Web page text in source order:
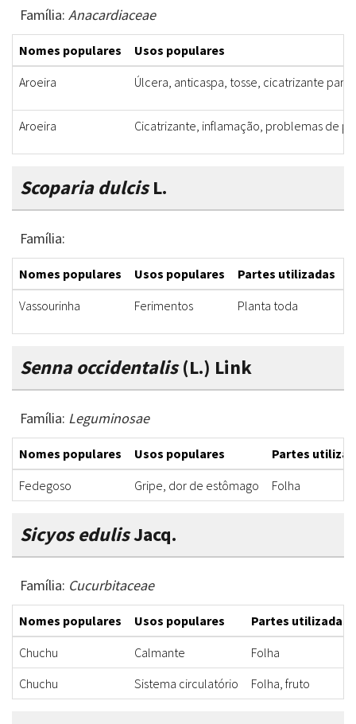
Família: Anacardiaceae
Nomes populares
Usos populares
Aroeira
Úlcera, anticaspa, tosse, cicatrizante para
Aroeira Cicatrizante, inflamação, problemas de
Scoparia dulcisL.
Família:
Nomes populares Usos populares Partes utilizadas
Vassourinha
Ferimentos Planta toda
Senna occidentalis(L.) Link
Família: Leguminosae
Nomes populares Usos populares
Partes
Fedegoso
Gripe, dor de estômago Folha
Sicyos edulisJacq.
Família: Cucurbitaceae
Nomes populares Usos populares
Partes utilizadas
Chuchu
Calmante
Folha
Chuchu
Sistema circulatório Folha, fruto